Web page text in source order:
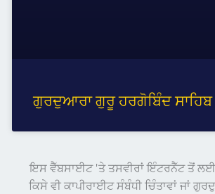
ਗੁਰਦੁਆਰਾ ਗੁਰੂ ਹਰਗੋਬਿੰਦ ਸਾਹਿਬ
ਇਸ ਵੈੱਬਸਾਈਟ 'ਤੇ ਤਸਵੀਰਾਂ ਇੰਟਰਨੈੱਟ ਤੋਂ
ਕਿਸੇ ਵੀ ਕਾਪੀਰਾਈਟ ਸੰਬੰਧੀ ਚਿੰਤਾਵਾਂ ਜਾਂ